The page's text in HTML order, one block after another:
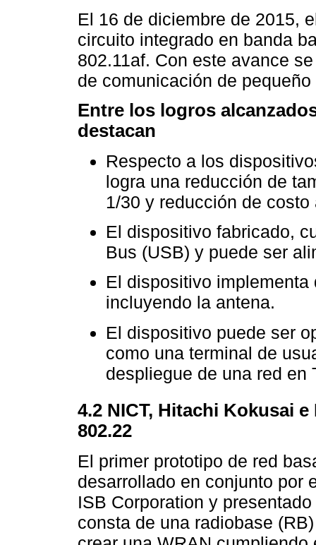
El 16 de diciembre de 2015,
circuito integrado en banda
802.11af. Con este avance
de comunicación de
Entre los logros
destacan
Respecto a los
logra una reducción de
1/30 y reducción de
El dispositivo fabricado,
Bus (USB) y puede ser
El dispositivo
incluyendo la antena.
El dispositivo puede ser
como una terminal de
despliegue de una red en
4.2 NICT, Hitachi Kokusai
802.22
El primer prototipo de red
desarrollado en conjunto por
ISB Corporation y
consta de una radiobase